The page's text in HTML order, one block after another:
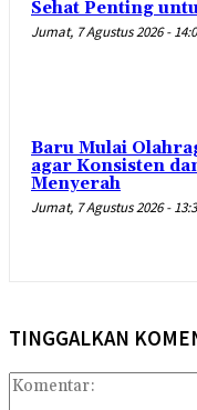
Sehat Penting
Jumat, 7 Agustus 2026 -
Baru Mulai
agar Konsisten
Menyerah
Jumat, 7 Agustus 2026 -
TINGGALKAN